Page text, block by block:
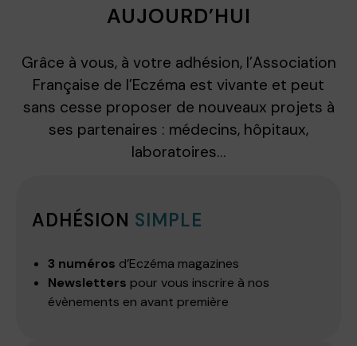
AUJOURD’HUI
Grâce à vous, à votre adhésion, l’Association
Française de l’Eczéma est vivante et peut
sans cesse proposer de nouveaux projets à
ses partenaires : médecins, hôpitaux,
laboratoires…
ADHÉSION SIMPLE
3 numéros d’Eczéma magazines
Newsletters pour vous inscrire à nos
évènements en avant première